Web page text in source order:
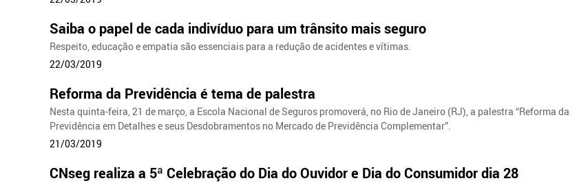
Saiba o papel de cada indivíduo para um trânsito mais seguro
Respeito, educação e empatia são essenciais para a redução de acidentes e vítimas.
22/03/2019
Reforma da Previdência é tema de palestra
Nesta quinta-feira, 21 de março, a Escola Nacional de Seguros promoverá, no Rio de Janeiro (RJ), a palestra “Reforma da
Previdência em Detalhes e seus Desdobramentos no Mercado de Previdência Complementar”.
21/03/2019
CNseg realiza a 5ª Celebração do Dia do Ouvidor e Dia do Consumidor dia 28